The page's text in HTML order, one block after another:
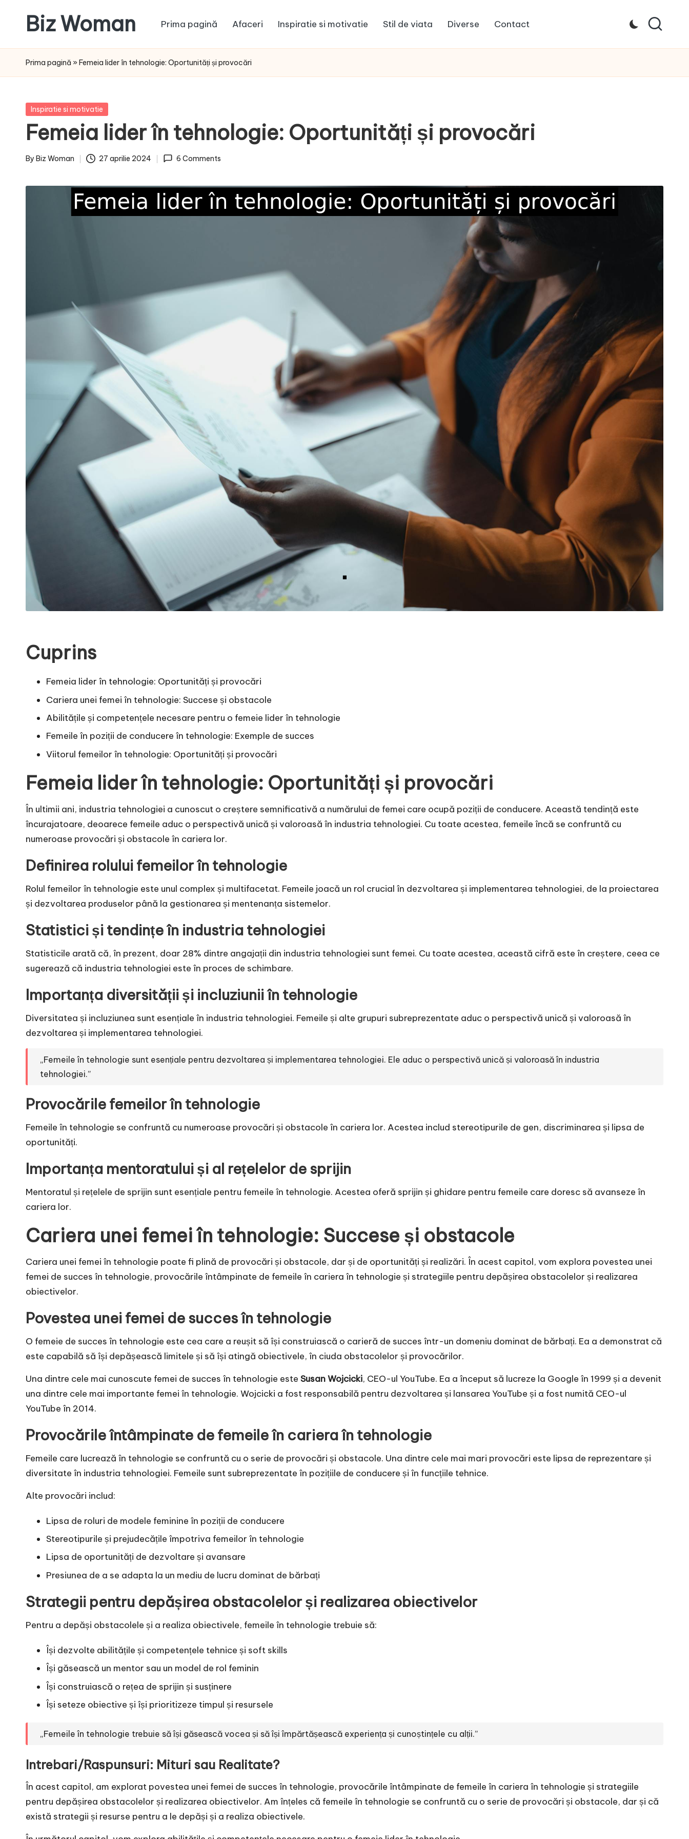
content
Biz Woman
ta,
succesul
Prima pagină Afaceri Inspiratie si motivatie Stil de viata Diverse Contact
Prima pagină » Femeia lider în tehnologie: Oportunități și provocări
Posted
Inspiratie si motivatie
Femeia lider în tehnologie: Oportunități și provocări
Posted
By Biz Woman 27 aprilie 2024 6 Comments
Cuprins
Femeia lider în tehnologie: Oportunități și provocări
Cariera unei femei în tehnologie: Succese și obstacole
Abilitățile și competențele necesare pentru o femeie lider în tehnologie
Femeile în poziții de conducere în tehnologie: Exemple de succes
Viitorul femeilor în tehnologie: Oportunități și provocări
Femeia lider în tehnologie: Oportunități și provocări
În ultimii ani, industria tehnologiei a cunoscut o creștere semnificativă a numărului de femei care ocupă poziții de conducere. Această tendință este
încurajatoare, deoarece femeile aduc o perspectivă unică și valoroasă în industria tehnologiei. Cu toate acestea, femeile încă se confruntă cu
numeroase provocări și obstacole în cariera lor.
Definirea rolului femeilor în tehnologie
Rolul femeilor în tehnologie este unul complex și multifacetat. Femeile joacă un rol crucial în dezvoltarea și implementarea tehnologiei, de la proiectarea
și dezvoltarea produselor până la gestionarea și mentenanța sistemelor.
Statistici și tendințe în industria tehnologiei
Statisticile arată că, în prezent, doar 28% dintre angajații din industria tehnologiei sunt femei. Cu toate acestea, această cifră este în creștere, ceea ce
sugerează că industria tehnologiei este în proces de schimbare.
Importanța diversității și incluziunii în tehnologie
Diversitatea și incluziunea sunt esențiale în industria tehnologiei. Femeile și alte grupuri subreprezentate aduc o perspectivă unică și valoroasă în
dezvoltarea și implementarea tehnologiei.
„Femeile în tehnologie sunt esențiale pentru dezvoltarea și implementarea tehnologiei. Ele aduc o perspectivă unică și valoroasă în industria
tehnologiei.”
Provocările femeilor în tehnologie
Femeile în tehnologie se confruntă cu numeroase provocări și obstacole în cariera lor. Acestea includ stereotipurile de gen, discriminarea și lipsa de
oportunități.
Importanța mentoratului și al rețelelor de sprijin
Mentoratul și rețelele de sprijin sunt esențiale pentru femeile în tehnologie. Acestea oferă sprijin și ghidare pentru femeile care doresc să avanseze în
cariera lor.
Cariera unei femei în tehnologie: Succese și obstacole
Cariera unei femei în tehnologie poate fi plină de provocări și obstacole, dar și de oportunități și realizări. În acest capitol, vom explora povestea unei
femei de succes în tehnologie, provocările întâmpinate de femeile în cariera în tehnologie și strategiile pentru depășirea obstacolelor și realizarea
obiectivelor.
Povestea unei femei de succes în tehnologie
O femeie de succes în tehnologie este cea care a reușit să își construiască o carieră de succes într-un domeniu dominat de bărbați. Ea a demonstrat că
este capabilă să își depășească limitele și să își atingă obiectivele, în ciuda obstacolelor și provocărilor.
Una dintre cele mai cunoscute femei de succes în tehnologie este Susan Wojcicki, CEO-ul YouTube. Ea a început să lucreze la Google în 1999 și a devenit
una dintre cele mai importante femei în tehnologie. Wojcicki a fost responsabilă pentru dezvoltarea și lansarea YouTube și a fost numită CEO-ul
YouTube în 2014.
Provocările întâmpinate de femeile în cariera în tehnologie
Femeile care lucrează în tehnologie se confruntă cu o serie de provocări și obstacole. Una dintre cele mai mari provocări este lipsa de reprezentare și
diversitate în industria tehnologiei. Femeile sunt subreprezentate în pozițiile de conducere și în funcțiile tehnice.
Alte provocări includ:
Lipsa de roluri de modele feminine în poziții de conducere
Stereotipurile și prejudecățile împotriva femeilor în tehnologie
Lipsa de oportunități de dezvoltare și avansare
Presiunea de a se adapta la un mediu de lucru dominat de bărbați
Strategii pentru depășirea obstacolelor și realizarea obiectivelor
Pentru a depăși obstacolele și a realiza obiectivele, femeile în tehnologie trebuie să:
Își dezvolte abilitățile și competențele tehnice și soft skills
Își găsească un mentor sau un model de rol feminin
Își construiască o rețea de sprijin și susținere
Își seteze obiective și își prioritizeze timpul și resursele
„Femeile în tehnologie trebuie să își găsească vocea și să își împărtășească experiența și cunoștințele cu alții.”
Intrebari/Raspunsuri: Mituri sau Realitate?
În acest capitol, am explorat povestea unei femei de succes în tehnologie, provocările întâmpinate de femeile în cariera în tehnologie și strategiile
pentru depășirea obstacolelor și realizarea obiectivelor. Am înțeles că femeile în tehnologie se confruntă cu o serie de provocări și obstacole, dar și că
există strategii și resurse pentru a le depăși și a realiza obiectivele.